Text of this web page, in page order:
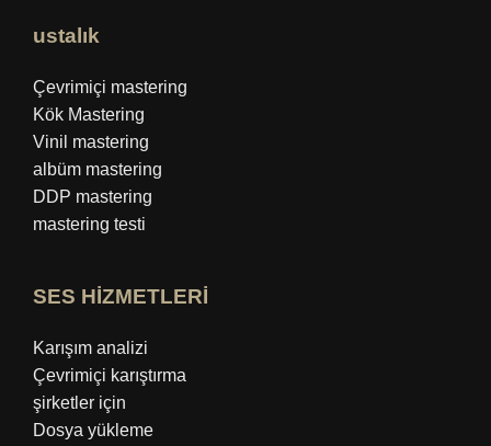
ustalık
Çevrimiçi mastering
Kök Mastering
Vinil mastering
albüm mastering
DDP mastering
mastering testi
SES HİZMETLERİ
Karışım analizi
Çevrimiçi karıştırma
şirketler için
Dosya yükleme